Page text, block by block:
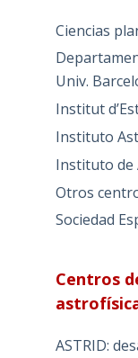
Ciencias
Univ.
Institut
Instituto
Instituto de
Otros
Sociedad
Centros
ASTRID: